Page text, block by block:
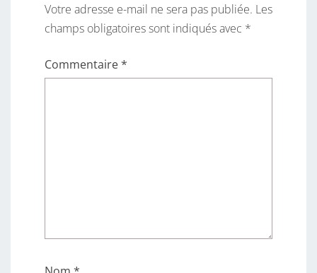
Votre adresse e-mail ne sera pas publiée. Les
champs obligatoires sont indiqués avec *
Commentaire*